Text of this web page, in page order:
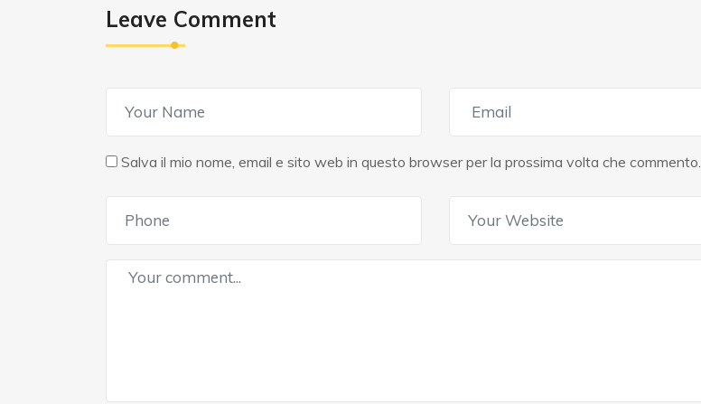
Leave Comment
Salva il mio nome, email e sito web in questo browser per la prossima volta che commento.